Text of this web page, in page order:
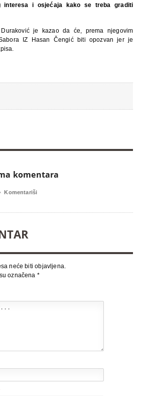
interesa i osjećaja kako se treba graditi
je kazao da će, prema njegovim
IZ Hasan Čengić biti opozvan jer je
komentara
Komentariši
neće biti objavljena.
označena *